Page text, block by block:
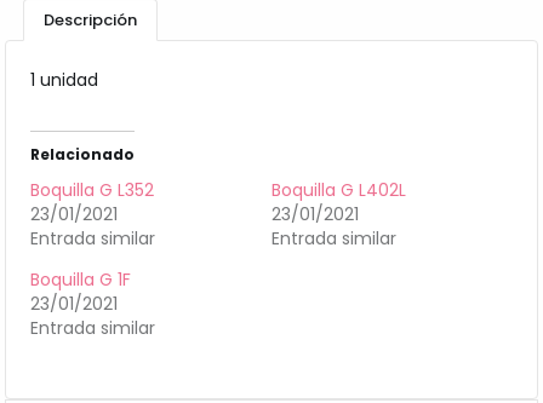
Descripción
1 unidad
Relacionado
Boquilla G L352
23/01/2021
Entrada similar
Boquilla G L402L
23/01/2021
Entrada similar
Boquilla G 1F
23/01/2021
Entrada similar